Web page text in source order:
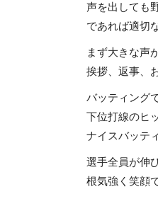
声を出しても
であれば適切
まず大きな声
挨拶、返事、
バッティング
下位打線のヒ
ナイスバッテ
選手全員が伸
根気強く笑顔